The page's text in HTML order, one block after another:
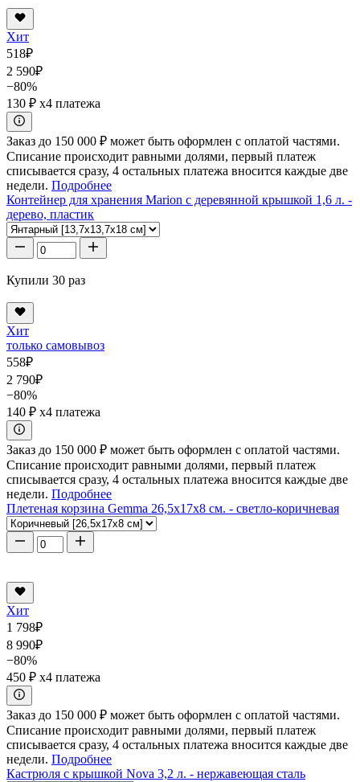
Хит
518₽
2 590₽
−80%
130 ₽ x4 платежа
Заказ до 150 000 ₽ может быть оформлен с оплатой частями.
Списание происходит равными долями, первый платеж
списывается сразу, 4 остальных платежа вносится каждые две
недели. Подробнее
Контейнер для хранения Marion с деревянной крышкой 1,6 л. -
дерево, пластик
Купили 30 раз
Хит
только самовывоз
558₽
2 790₽
−80%
140 ₽ x4 платежа
Заказ до 150 000 ₽ может быть оформлен с оплатой частями.
Списание происходит равными долями, первый платеж
списывается сразу, 4 остальных платежа вносится каждые две
недели. Подробнее
Плетеная корзина Gemma 26,5x17x8 см. - светло-коричневая
Хит
1 798₽
8 990₽
−80%
450 ₽ x4 платежа
Заказ до 150 000 ₽ может быть оформлен с оплатой частями.
Списание происходит равными долями, первый платеж
списывается сразу, 4 остальных платежа вносится каждые две
недели. Подробнее
Кастрюля с крышкой Nova 3,2 л. - нержавеющая сталь